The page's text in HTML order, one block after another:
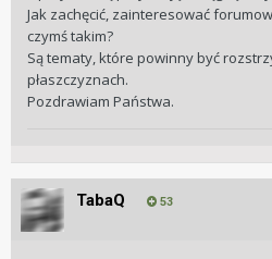
Jak zachęcić, zainteresować
czymś takim?
Są tematy, które powinny być
płaszczyznach.
Pozdrawiam Państwa.
TabaQ 53